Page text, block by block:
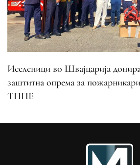
Иселеници во Швајцарија
заштитна опрема за
ТППЕ